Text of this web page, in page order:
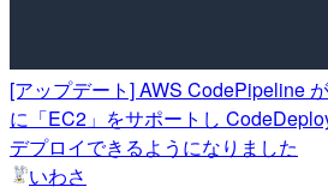
[アップデート] AWS CodePipeline
に「EC2」をサポートし
デプロイできるようになりました
いわさ